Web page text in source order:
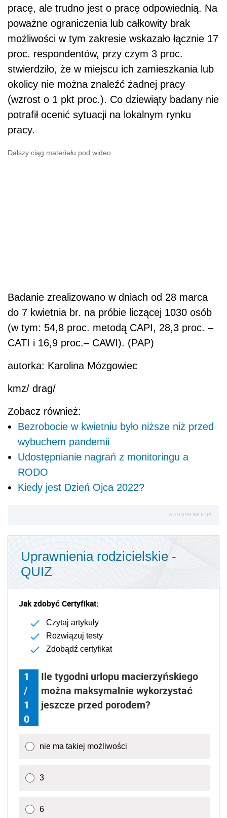
pracę, ale trudno jest o pracę odpowiednią. Na
poważne ograniczenia lub całkowity brak
możliwości w tym zakresie wskazało łącznie 17
proc. respondentów, przy czym 3 proc.
stwierdziło, że w miejscu ich zamieszkania lub
okolicy nie można znaleźć żadnej pracy
(wzrost o 1 pkt proc.). Co dziewiąty badany nie
potrafił ocenić sytuacji na lokalnym rynku
pracy.
Dalszy ciąg materiału pod wideo
Badanie zrealizowano w dniach od 28 marca
do 7 kwietnia br. na próbie liczącej 1030 osób
(w tym: 54,8 proc. metodą CAPI, 28,3 proc. –
CATI i 16,9 proc.– CAWI). (PAP)
autorka: Karolina Mózgowiec
kmz/ drag/
Zobacz również:
Bezrobocie w kwietniu było niższe niż przed
wybuchem pandemii
Udostępnianie nagrań z monitoringu a
RODO
Kiedy jest Dzień Ojca 2022?
AUTOPROMOCJA
Uprawnienia rodzicielskie -
QUIZ
Jak zdobyć Certyfikat:
Czytaj artykuły
Rozwiązuj testy
Zdobądź certyfikat
1
/
1
0
Ile tygodni urlopu macierzyńskiego
można maksymalnie wykorzystać
jeszcze przed porodem?
nie ma takiej możliwości
3
6